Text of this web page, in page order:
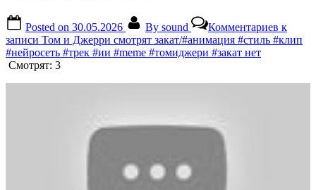
Posted on 30.05.2026 By sound Комментариев к
записи Том и Джерри смотрят закат/#анимация #стиль #клип
#нейросеть #трек #ии #meme #томиджери #закат нет
Смотрят: 3